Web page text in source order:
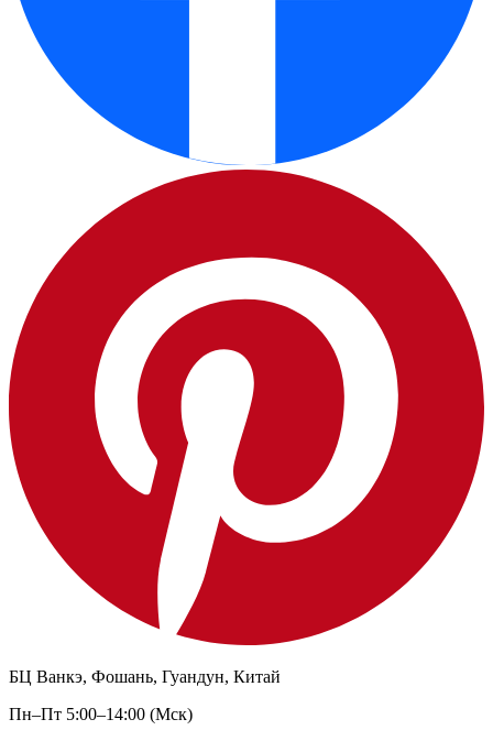
БЦ Ванкэ, Фошань, Гуандун, Китай
Пн–Пт 5:00–14:00 (Мск)